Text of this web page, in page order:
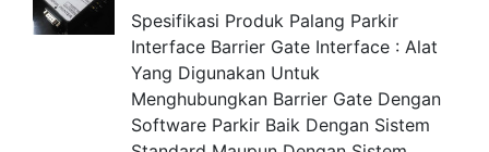
Spesifikasi Produk Palang Parkir
Interface Barrier Gate Interface : Alat
Yang Digunakan Untuk
Menghubungkan Barrier Gate Dengan
Software Parkir Baik Dengan Sistem